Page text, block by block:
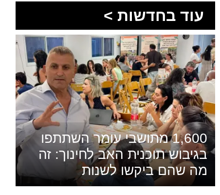
עוד בחדשות >
1,600 מתושבי עומר השתתפו
בגיבוש תוכנית האב לחינוך: זה
מה שהם ביקשו לשנות